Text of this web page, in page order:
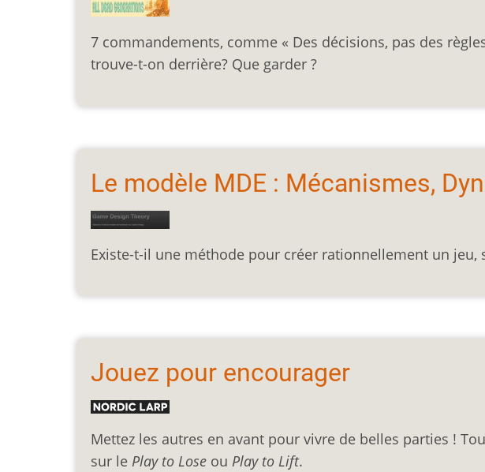
7 commandements, comme « Des décisions, pas des
trouve-t-on derrière? Que garder ?
Le modèle MDE : Mécanismes,
Existe-t-il une méthode pour créer rationnellement un jeu,
Jouez pour encourager
Mettez les autres en avant pour vivre de belles parties !
sur le Play to Lose ou Play to Lift.